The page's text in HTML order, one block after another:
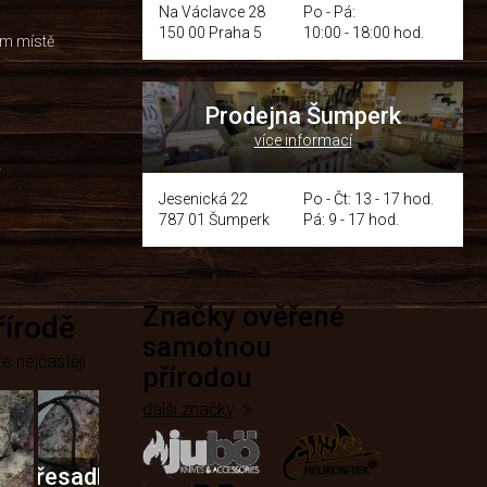
místě
Na Václavce 28
150 00 Praha 5
Po - Pá:
10:00 - 18:00 hod.
Prodejna Šumperk
více informací
Jesenická 22
787 01 Šumperk
Po - Čt: 13 - 17 hod.
Pá: 9 - 17 hod.
nejčastěji
Křesadla
Značky ověřené
samotnou
přírodou
další značky